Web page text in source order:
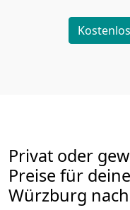
Privat oder
Preise für
Würzburg